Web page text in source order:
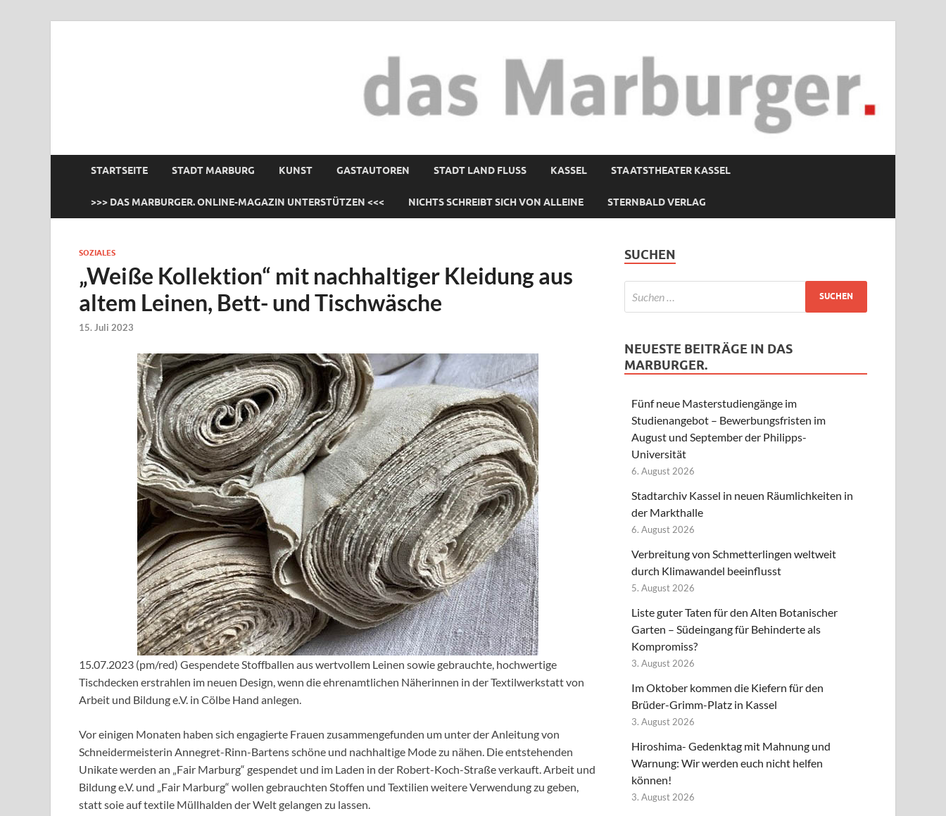
STARTSEITE STADT MARBURG KUNST GASTAUTOREN STADT LAND FLUSS KASSEL STAATSTHEATER KASSEL
>>> DAS MARBURGER. ONLINE-MAGAZIN UNTERSTÜTZEN <<< NICHTS SCHREIBT SICH VON ALLEINE STERNBALD VERLAG
SOZIALES
„Weiße Kollektion“ mit nachhaltiger Kleidung aus
altem Leinen, Bett- und Tischwäsche
15. Juli 2023
15.07.2023 (pm/red) Gespendete Stoffballen aus wertvollem Leinen sowie gebrauchte, hochwertige
Tischdecken erstrahlen im neuen Design, wenn die ehrenamtlichen Näherinnen in der Textilwerkstatt von
Arbeit und Bildung e.V. in Cölbe Hand anlegen.
Vor einigen Monaten haben sich engagierte Frauen zusammengefunden um unter der Anleitung von
Schneidermeisterin Annegret-Rinn-Bartens schöne und nachhaltige Mode zu nähen. Die entstehenden
Unikate werden an „Fair Marburg“ gespendet und im Laden in der Robert-Koch-Straße verkauft. Arbeit und
Bildung e.V. und „Fair Marburg“ wollen gebrauchten Stoffen und Textilien weitere Verwendung zu geben,
statt soie auf textile Müllhalden der Welt gelangen zu lassen.
SUCHEN
NEUESTE BEITRÄGE IN DAS
MARBURGER.
Fünf neue Masterstudiengänge im
Studienangebot – Bewerbungsfristen im
August und September der Philipps-
Universität
6. August 2026
Stadtarchiv Kassel in neuen Räumlichkeiten in
der Markthalle
6. August 2026
Verbreitung von Schmetterlingen weltweit
durch Klimawandel beeinflusst
5. August 2026
Liste guter Taten für den Alten Botanischer
Garten – Südeingang für Behinderte als
Kompromiss?
3. August 2026
Im Oktober kommen die Kiefern für den
Brüder-Grimm-Platz in Kassel
3. August 2026
Hiroshima- Gedenktag mit Mahnung und
Warnung: Wir werden euch nicht helfen
können!
3. August 2026